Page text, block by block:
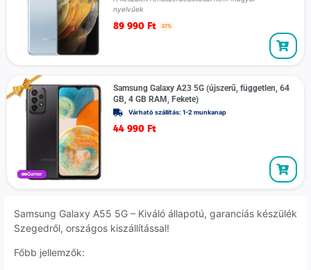
nyelvűek
89 990 Ft 27%
Gamer
Samsung Galaxy A23 5G (újszerű, független, 64
GB, 4 GB RAM, Fekete)
Várható szállítás: 1-2 munkanap
44 990 Ft
Samsung Galaxy A55 5G – Kiváló állapotú, garanciás készülék
Szegedről, országos kiszállítással!
Főbb jellemzők: